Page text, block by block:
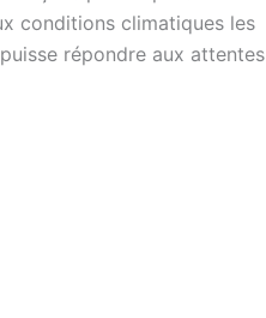
conditions climatiques les
répondre aux attentes